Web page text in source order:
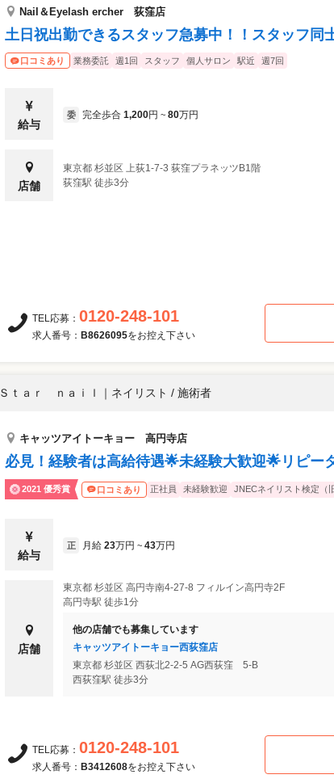
プリ受賞者も社内に在籍。対策セミナーも活用していただけます。 ★…スクール講
ャンスもあります。 ★…店舗運営・イベント運営にも携われます 地区の店舗マネー
ジメントや、スタッフ教育、各種イベント運営に携わる事もできキャ
きます。
も相手の印象を大切にする仕事なので 自分の接客でお客様が笑顔にな
職：一般事務/25歳/入社1年目 ネイルは趣味でやっていた程度。でも
研修が全部揃っていて 一流の講師が本当に0から教えてくれるので安
つけば、自分でも驚くほど成長していました！
Nail＆Eyelash ercher 荻窪店
土日祝出勤できるスタッフ急募中！！スタッフ同
口コミあり 業務委託 週1回 スタッフ 個人サロン 駅近 週7回
給与
委 完全歩合 1,200円 ~ 80万円
店舗
東京都 杉並区 上荻1-7-3 荻窪プラネッツB1階
荻窪駅 徒歩3分
TEL応募： 0120-248-101
求人番号： B8626095をお控え下さい
Ｓｔａｒ ｎａｉｌ ｜ ネイリスト / 施術者
キャッツアイトーキョー 高円寺店
必見！経験者は高給待遇🌟未経験大歓迎🌟リピー
2021 優秀賞 口コミあり 正社員 未経験歓迎 JNECネイリスト検定（
給与
正 月給 23万円 ~ 43万円
店舗
東京都 杉並区 高円寺南4-27-8 フィルイン高円寺2F
高円寺駅 徒歩1分
他の店舗でも募集しています
キャッツアイトーキョー西荻窪店
東京都 杉並区 西荻北2-2-5 AG西荻窪 5-B
西荻窪駅 徒歩3分
TEL応募： 0120-248-101
求人番号： B3412608をお控え下さい